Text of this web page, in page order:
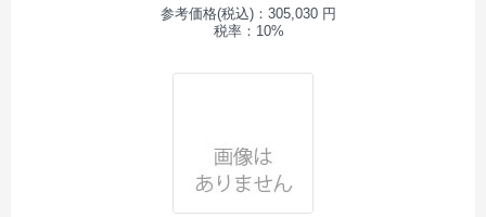
参考価格(税込)：305,030 円
税率：10%